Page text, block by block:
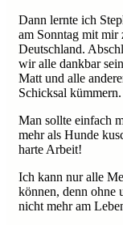
Dann lernte ich
am Sonntag mit mir
Deutschland.
wir alle dankbar
Matt und alle
Schicksal kümmern.
Man sollte einfach
mehr als Hunde
harte Arbeit!
Ich kann nur alle
können, denn ohne
nicht mehr am